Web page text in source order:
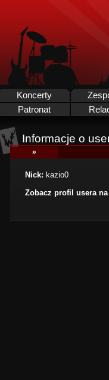
Koncerty
Patronat
Informacje o
»
Nick: kazio0
Zobacz profil usera